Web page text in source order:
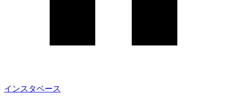
インスタベース